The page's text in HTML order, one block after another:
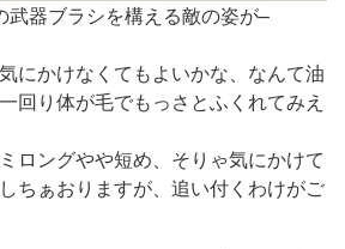
武器ブラシを構える敵の姿が–
にかけなくてもよいかな、なんて油
回り体が毛でもっさとふくれてみえ
ロングやや短め、そりゃ気にかけて
ちぁおりますが、追い付くわけがご